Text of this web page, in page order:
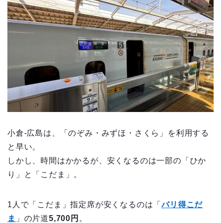
小倉-広島は、「のぞみ・みずほ・さくら」を利用する
と早い。
しかし、時間はかかるが、安くなるのは一部の「ひか
り」と「こだま」。
1人で「こだま」指定席が安くなるのは「バリ得こだ
ま 」の片道5,700円 。